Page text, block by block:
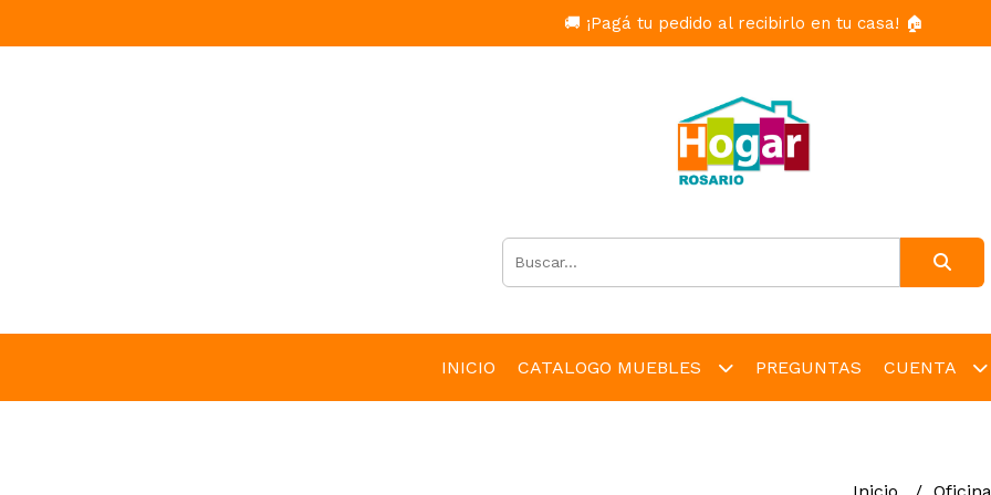
🚚 ¡Pagá tu pedido al recibirlo en tu casa! 🏠
INICIO CATALOGO MUEBLES PREGUNTAS CUENTA